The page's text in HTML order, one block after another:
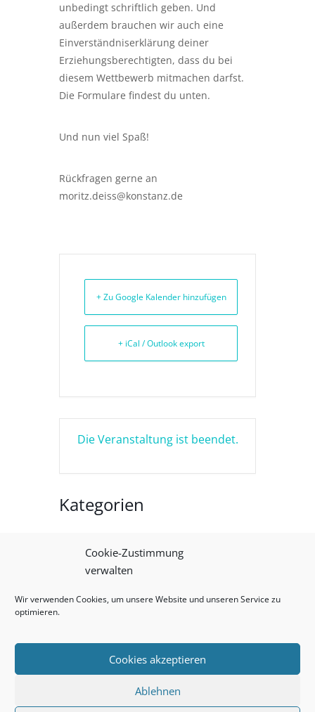
Cookie-Zustimmung
verwalten
Wir verwenden Cookies, um unsere Website und unseren Service zu
optimieren.
Cookies akzeptieren
Ablehnen
unbedingt schriftlich geben. Und
außerdem brauchen wir auch eine
Einverständniserklärung deiner
Erziehungsberechtigten, dass du bei
diesem Wettbewerb mitmachen darfst.
Die Formulare findest du unten.
Und nun viel Spaß!
Rückfragen gerne an
moritz.deiss@konstanz.de
+ Zu Google Kalender hinzufügen
+ iCal / Outlook export
Die Veranstaltung ist beendet.
Kategorien
ÄHNLICHE
VERANSTALTUNGEN
Cookie-Richtlinie (EU)